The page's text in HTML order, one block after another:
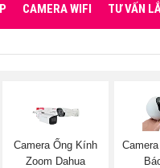
CAMERA WIFI TƯ VẤN
Camera Ống Kính
Zoom Dahua